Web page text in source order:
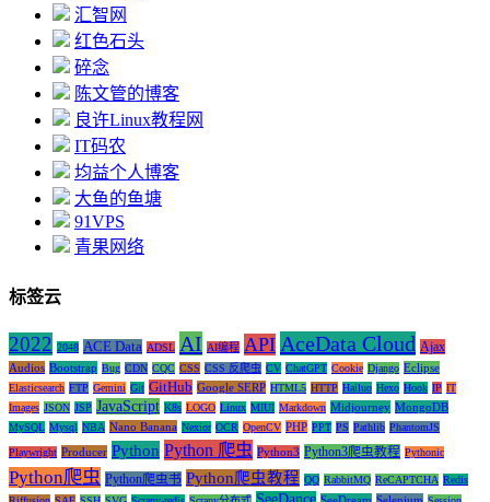
汇智网
红色石头
碎念
陈文管的博客
良许Linux教程网
IT码农
均益个人博客
大鱼的鱼塘
91VPS
青果网络
标签云
2022 2048 ACE Data ADSL AI AI编程 API AceData Cloud Ajax
Audios Bootstrap Bug CDN CQC CSS CSS 反爬虫 CV ChatGPT Cookie Django Eclipse
Elasticsearch FTP Gemini Git GitHub Google SERP HTML5 HTTP Hailuo Hexo Hook IP IT
Images JSON JSP JavaScript K8s LOGO Linux MIUI Markdown Midjourney MongoDB
MySQL Mysql NBA Nano Banana Nexior OCR OpenCV PHP PPT PS Pathlib PhantomJS
Playwright Producer Python Python 爬虫 Python3 Python3爬虫教程 Pythonic
Python爬虫 Python爬虫书 Python爬虫教程 QQ RabbitMQ ReCAPTCHA Redis